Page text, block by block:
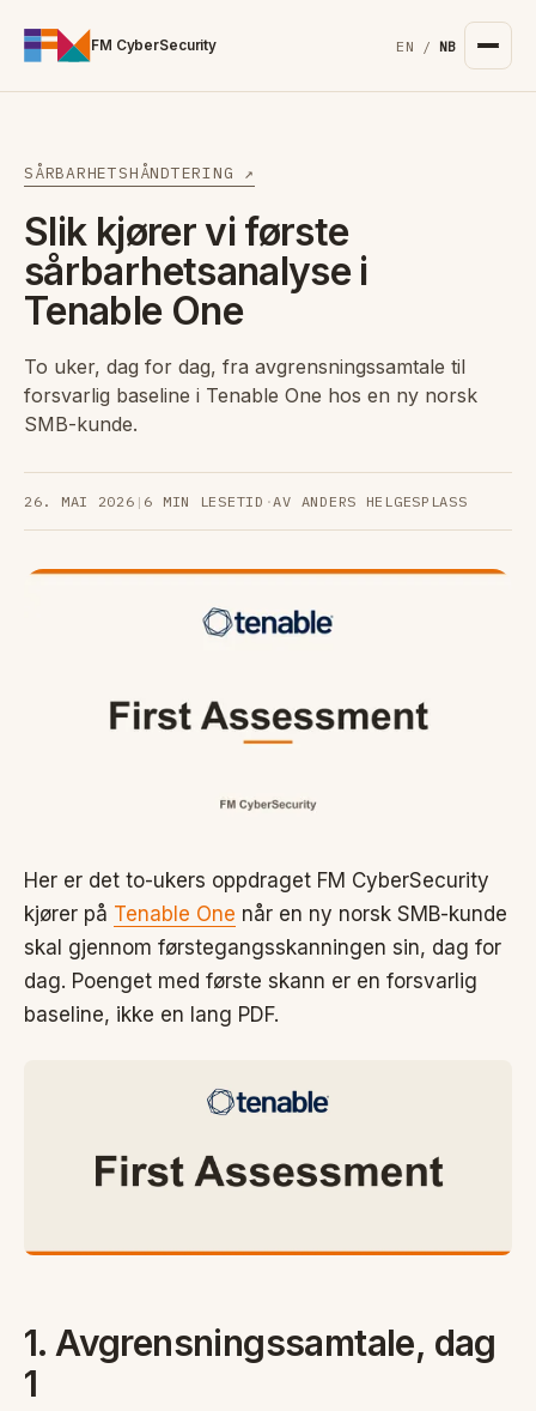
FM CyberSecurity EN / NB
SÅRBARHETSHÅNDTERING ↗
Slik kjører vi første
sårbarhetsanalyse i
Tenable One
To uker, dag for dag, fra avgrensningssamtale til
forsvarlig baseline i Tenable One hos en ny norsk
SMB-kunde.
26. MAI 2026 | 6 MIN LESETID ·AV ANDERS HELGESPLASS
Her er det to-ukers oppdraget FM CyberSecurity
kjører på Tenable One når en ny norsk SMB-kunde
skal gjennom førstegangsskanningen sin, dag for
dag. Poenget med første skann er en forsvarlig
baseline, ikke en lang PDF.
1. Avgrensningssamtale, dag
1